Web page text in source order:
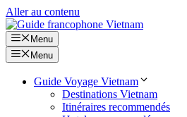
Aller au contenu
Menu
Menu
Guide Voyage Vietnam
Destinations Vietnam
Itinéraires recommendés